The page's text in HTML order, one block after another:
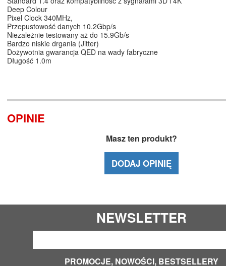
Deep Colour
Pixel Clock 340MHz,
Przepustowość danych 10.2Gbp/s
Niezależnie testowany aż do 15.9Gb/s
Bardzo niskie drgania (Jitter)
Dożywotnia gwarancja QED na wady fabryczne
Długość 1.0m
OPINIE
Masz ten produkt?
DODAJ OPINIĘ
NEWSLETTER
PROMOCJE, NOWOŚCI, BESTSELLERY